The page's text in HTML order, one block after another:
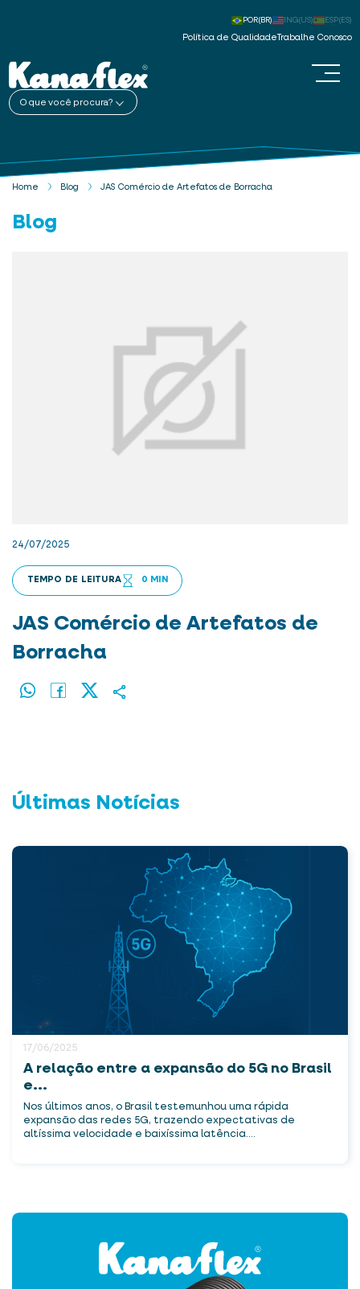
Política de Qualidade Trabalhe Conosco
POR(BR) ING(US) ESP(ES)
O que você procura?
Home Blog JAS Comércio de Artefatos de Borracha
Blog
24/07/2025
TEMPO DE LEITURA 0 MIN
JAS Comércio de Artefatos de
Borracha
Últimas Notícias
17/06/2025
A relação entre a expansão do 5G no Brasil
e...
Nos últimos anos, o Brasil testemunhou uma rápida
expansão das redes 5G, trazendo expectativas de
altíssima velocidade e baixíssima latência....